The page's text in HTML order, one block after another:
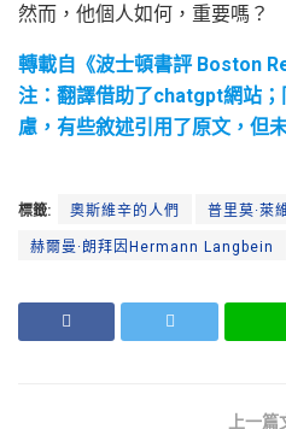
然而，他個人如何，重要嗎？
轉載自《波士頓書評 Boston
注：翻譯借助了chatgpt網站
慮，有些敘述引用了原文，但
標籤: 奧斯維辛的人們 普里莫·萊
赫爾曼·朗拜因Hermann Langbein
上一篇